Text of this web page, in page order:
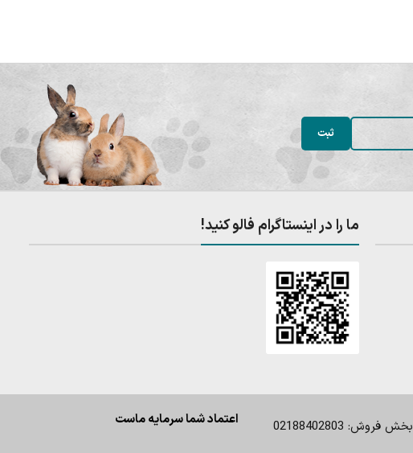
ما را در اینستاگرام فالو کنید!
بخش فروش: 02188402803 اعتماد شما سرمایه ماست